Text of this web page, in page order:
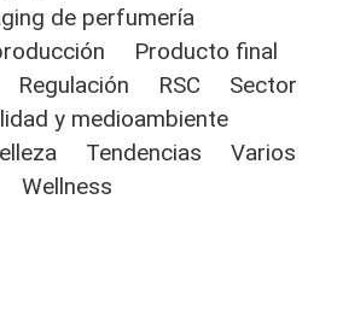
de perfumería
Producto final
Regulación RSC
Sector
y medioambiente
Tendencias
Varios
Wellness